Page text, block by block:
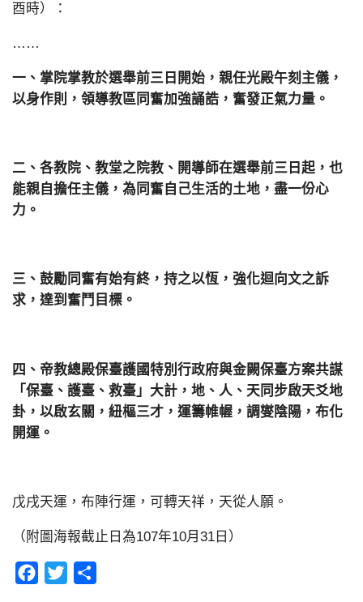
酉時）：
……
一、掌院掌教於選舉前三日開始，親任光殿午刻主儀，
以身作則，領導教區同奮加強誦誥，奮發正氣力量。
二、各教院、教堂之院教、開導師在選舉前三日起，也
能親自擔任主儀，為同奮自己生活的土地，盡一份心
力。
三、鼓勵同奮有始有終，持之以恆，強化迴向文之訴
求，達到奮鬥目標。
四、帝教總殿保臺護國特別行政府與金闕保臺方案共謀
「保臺、護臺、救臺」大計，地、人、天同步啟天爻地
卦，以啟玄關，紐樞三才，運籌帷幄，調燮陰陽，布化
開運。
戊戌天運，布陣行運，可轉天祥，天從人願。
（附圖海報截止日為107年10月31日）
Facebook
Twitter